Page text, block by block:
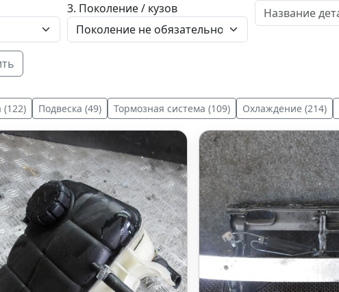
3. Поколение / кузов
(122) Подвеска (49) Тормозная система (109) Охлаждение (214)